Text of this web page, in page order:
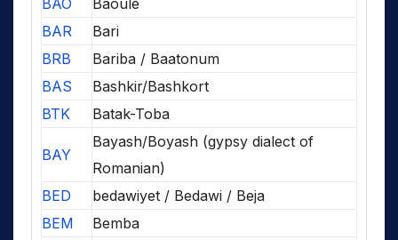
BAR
Bari
BRB
Bariba / Baatonum
BAS
Bashkir/Bashkort
BTK
Batak-Toba
BAY
Bayash/Boyash (gypsy dialect of
Romanian)
BED
bedawiyet / Bedawi / Beja
BEM
Bemba